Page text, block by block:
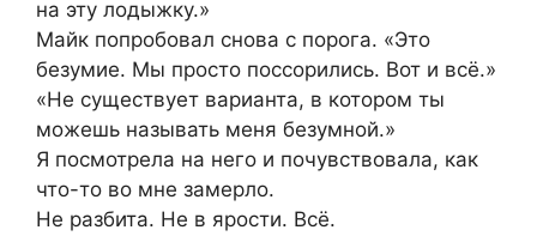
на эту лодыжку.»
Майк попробовал снова с порога. «Это
безумие. Мы просто поссорились. Вот и всё.»
«Не существует варианта, в котором ты
можешь называть меня безумной.»
Я посмотрела на него и почувствовала, как
что-то во мне замерло.
Не разбита. Не в ярости. Всё.